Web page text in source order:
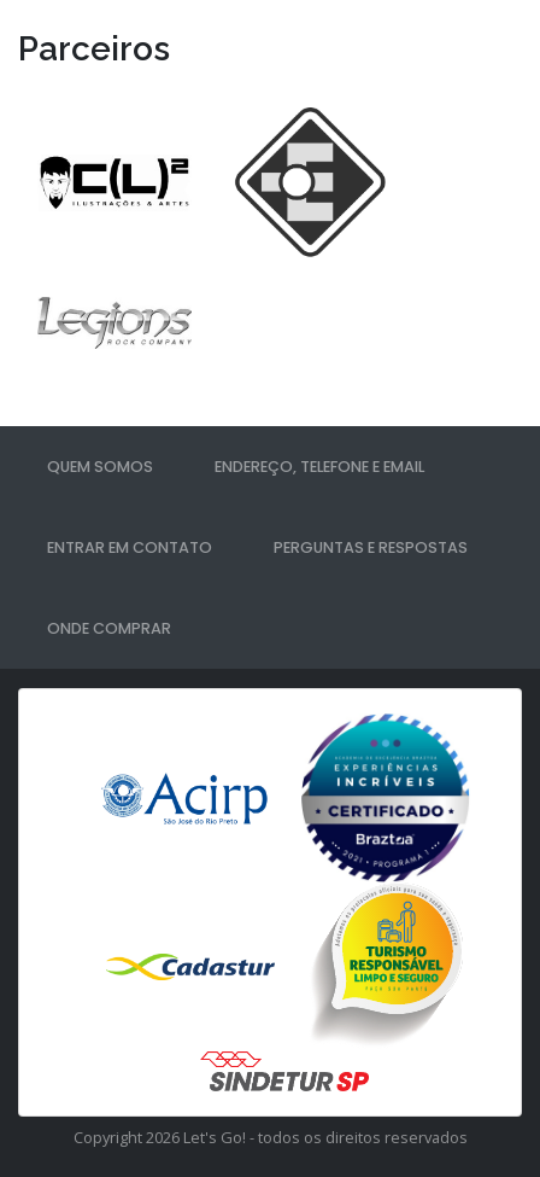
Parceiros
QUEM SOMOS ENDEREÇO, TELEFONE E EMAIL
ENTRAR EM CONTATO PERGUNTAS E RESPOSTAS
ONDE COMPRAR
Copyright 2026 Let's Go! - todos os direitos reservados